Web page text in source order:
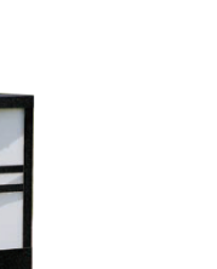
要な購入注文書とあわせ
なたの個人情報の収集、処
場合は、当サービスを選